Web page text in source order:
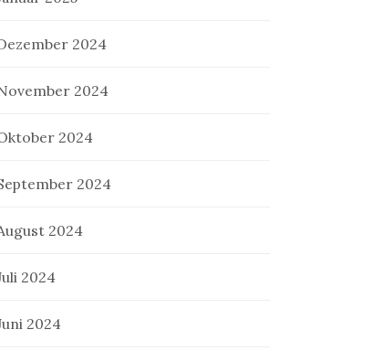
2024
2024
2024
2024
2024
2024
2024